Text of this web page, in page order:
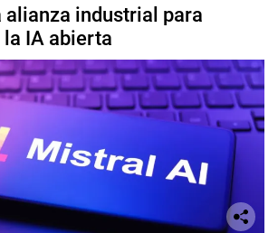
industrial para
IA abierta